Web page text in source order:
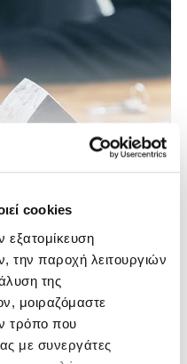
cookies
εξατομίκευση
την παροχή λειτουργιών
της
μοιραζόμαστε
τρόπο που
με συνεργάτες
Ευθύνης
ΕΠΙΧΕΙΡΗΣΕΙΣ